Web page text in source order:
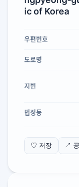
ic of Korea
우편번호
도로명
지번
법정동
♡ 저장 ↗